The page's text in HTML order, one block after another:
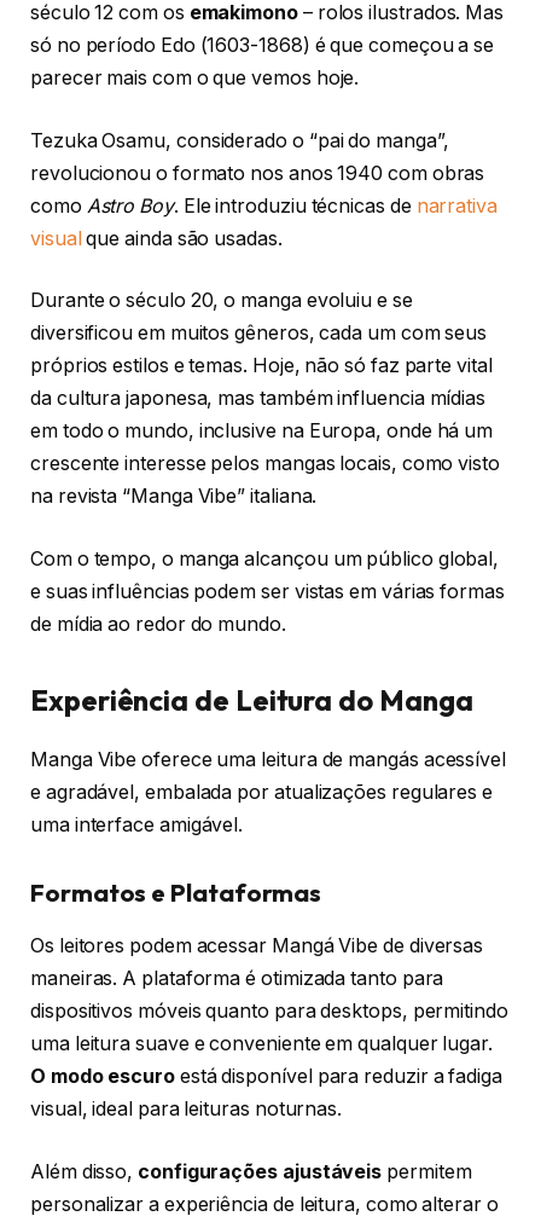
século 12 com os emakimono– rolos ilustrados. Mas
só no período Edo (1603-1868) é que começou a se
parecer mais com o que vemos hoje.
Tezuka Osamu, considerado o “pai do manga”,
revolucionou o formato nos anos 1940 com obras
como Astro Boy. Ele introduziu técnicas de narrativa
visualque ainda são usadas.
Durante o século 20, o manga evoluiu e se
diversificou em muitos gêneros, cada um com seus
próprios estilos e temas. Hoje, não só faz parte vital
da cultura japonesa, mas também influencia mídias
em todo o mundo, inclusive na Europa, onde há um
crescente interesse pelos mangas locais, como visto
na revista “Manga Vibe” italiana.
Com o tempo, o manga alcançou um público global,
e suas influências podem ser vistas em várias formas
de mídia ao redor do mundo.
Experiência de Leitura do Manga
Manga Vibe oferece uma leitura de mangás acessível
e agradável, embalada por atualizações regulares e
uma interface amigável.
Formatos e Plataformas
Os leitores podem acessar Mangá Vibe de diversas
maneiras. A plataforma é otimizada tanto para
dispositivos móveis quanto para desktops, permitindo
uma leitura suave e conveniente em qualquer lugar.
O modo escuroestá disponível para reduzir a fadiga
visual, ideal para leituras noturnas.
Além disso, configurações ajustáveis permitem
personalizar a experiência de leitura, como alterar o